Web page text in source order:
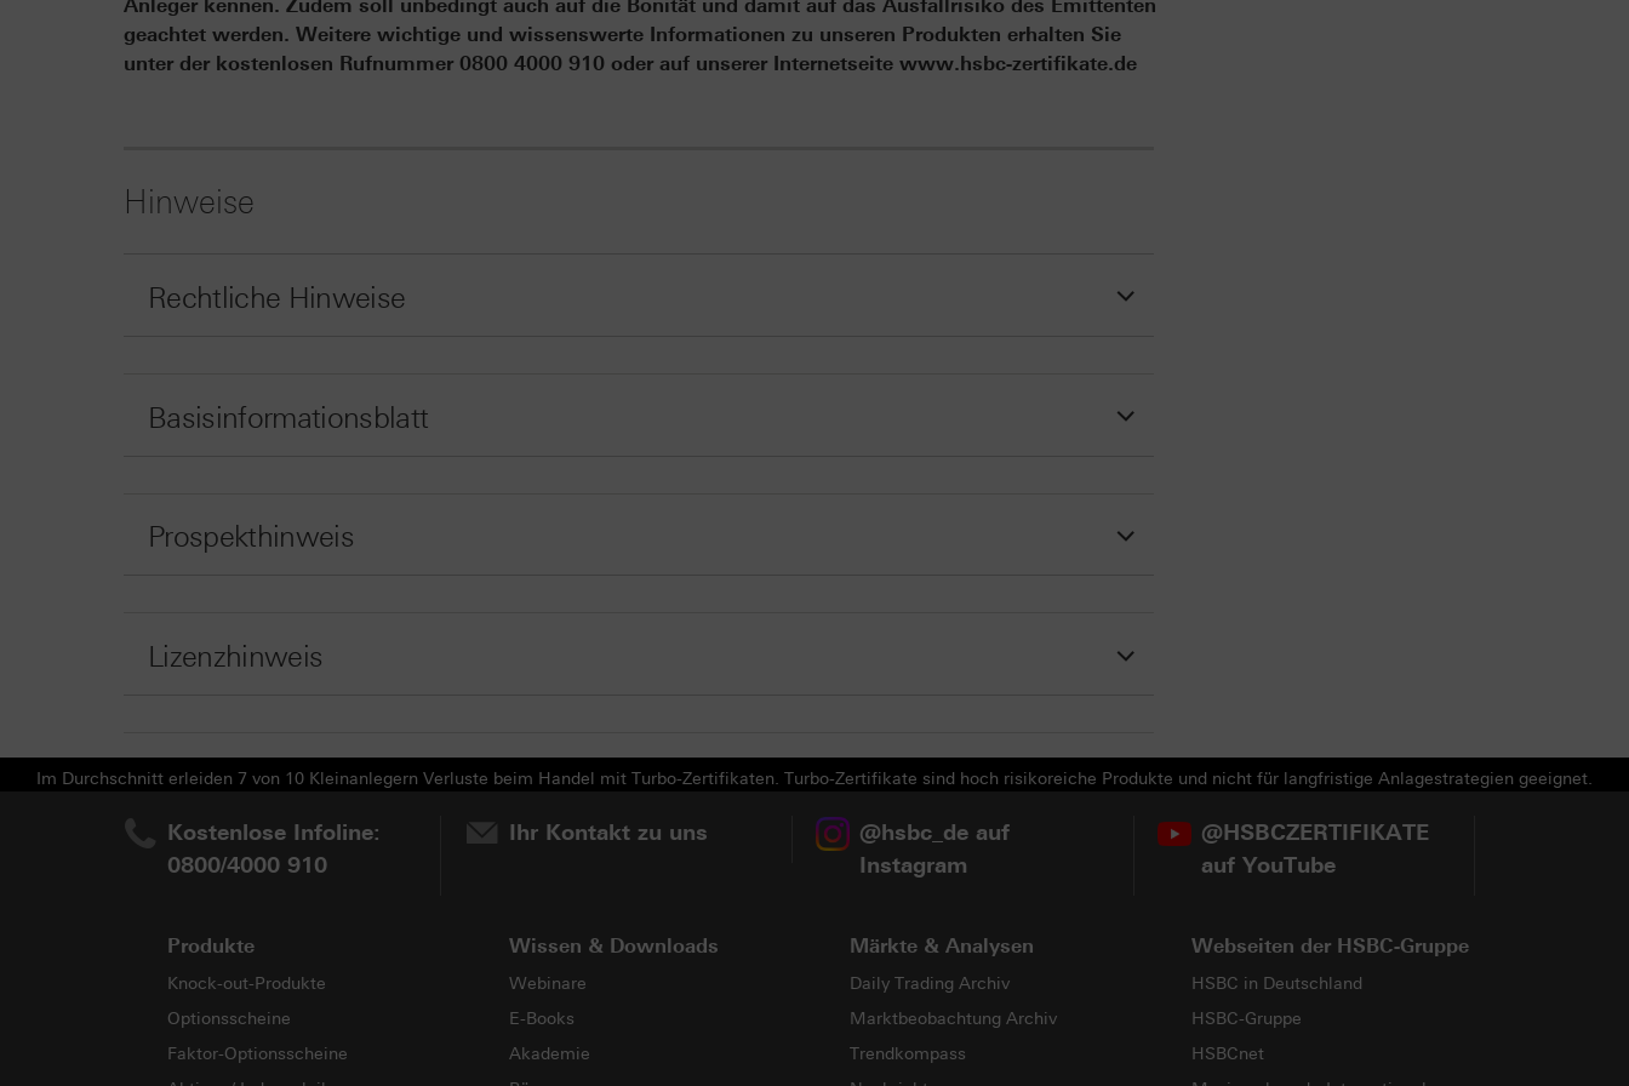
Anleger kennen. Zudem soll unbedingt auch auf die Bonität und damit auf das Ausfallrisiko des Emittenten
geachtet werden. Weitere wichtige und wissenswerte Informationen zu unseren Produkten erhalten Sie
unter der kostenlosen Rufnummer 0800 4000 910 oder auf unserer Internetseite www.hsbc-zertifikate.de
Hinweise
Rechtliche Hinweise
Basisinformationsblatt
Prospekthinweis
Lizenzhinweis
Im Durchschnitt erleiden 7 von 10 Kleinanlegern Verluste beim Handel mit Turbo-Zertifikaten. Turbo-Zertifikate sind hoch risikoreiche Produkte und nicht für langfristige Anlagestrategien geeignet.
Kostenlose Infoline:
0800/4000 910
Ihr Kontakt zu uns
@hsbc_de auf
Instagram
@HSBCZERTIFIKATE
auf YouTube
Produkte
Knock-out-Produkte
Optionsscheine
Faktor-Optionsscheine
Wissen & Downloads
Webinare
E-Books
Akademie
Märkte & Analysen
Daily Trading Archiv
Marktbeobachtung Archiv
Trendkompass
Webseiten der HSBC-Gruppe
HSBC in Deutschland
HSBC-Gruppe
HSBCnet